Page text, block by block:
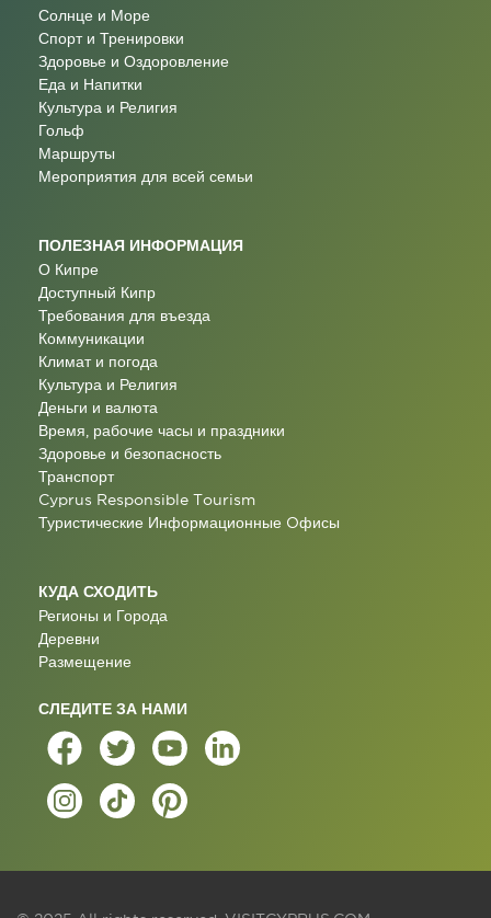
Солнце и Море
Спорт и Тренировки
Здоровье и Оздоровление
Еда и Напитки
Культура и Религия
Гольф
Маршруты
Мероприятия для всей семьи
ПОЛЕЗНАЯ ИНФОРМАЦИЯ
О Кипре
Доступный Кипр
Требования для въезда
Коммуникации
Климат и погода
Культура и Религия
Деньги и валюта
Время, рабочие часы и праздники
Здоровье и безопасность
Транспорт
Cyprus Responsible Tourism
Туристические Информационные Oфисы
КУДА СХОДИТЬ
Регионы и Города
Деревни
Размещение
СЛЕДИТЕ ЗА НАМИ